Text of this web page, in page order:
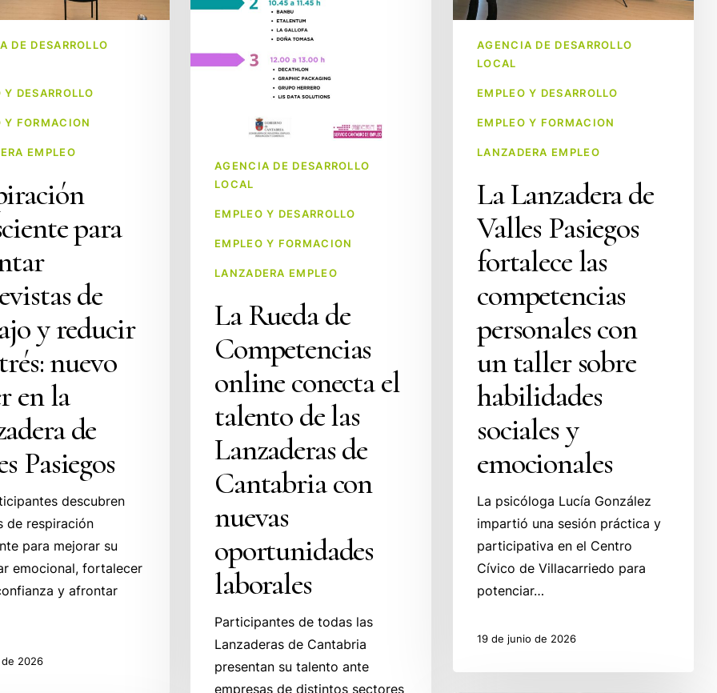
DE DESARROLLO
Y DESARROLLO
Y FORMACION
EMPLEO
para
de
y reducir
nuevo
en la
de
Pasiegos
descubren
de respiración
para mejorar su
emocional, fortalecer
y afrontar
2026
talento
las
nuevas
oportunidades
laborales
AGENCIA DE DESARROLLO
LOCAL
EMPLEO Y DESARROLLO
EMPLEO Y FORMACION
LANZADERA EMPLEO
La Rueda de
Competencias
online conecta el
talento de las
Lanzaderas de
Cantabria con
nuevas
oportunidades
laborales
Participantes de todas las
Lanzaderas de Cantabria
presentan su talento ante
empresas de distintos sectores
competencias
taller
sobre
emocionales
AGENCIA DE DESARROLLO
LOCAL
EMPLEO Y DESARROLLO
EMPLEO Y FORMACION
LANZADERA EMPLEO
La Lanzadera de
Valles Pasiegos
fortalece las
competencias
personales con
un taller sobre
habilidades
sociales y
emocionales
La psicóloga Lucía González
impartió una sesión práctica y
participativa en el Centro
Cívico de Villacarriedo para
potenciar…
19 de junio de 2026